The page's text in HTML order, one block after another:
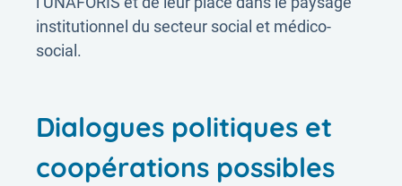
institutionnel du secteur social et médico-
social.
Dialogues politiques et
coopérations possibles